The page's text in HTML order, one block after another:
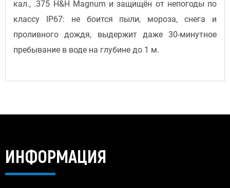
кал., .375 H&H Magnum и защищён от непогоды по
классу IP67: не боится пыли, мороза, снега и
проливного дождя, выдержит даже 30-минутное
пребывание в воде на глубине до 1 м.
ИНФОРМАЦИЯ